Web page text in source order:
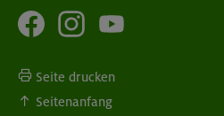
Seite drucken
Seitenanfang